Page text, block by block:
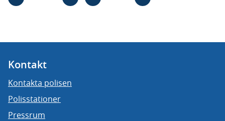
Kontakt
Kontakta polisen
Polisstationer
Pressrum